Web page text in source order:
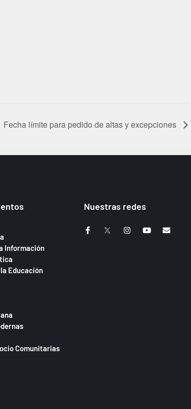
Fecha límite para pedido de altas y excepciones
Información
Educación
Comunitarias
Nuestras redes